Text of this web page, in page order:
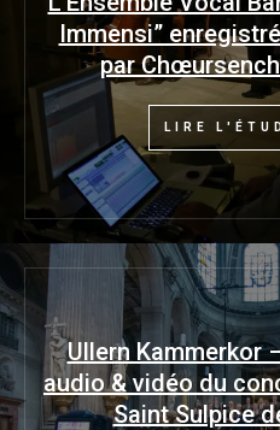
Immensi”
par
LIRE
Ullern Kammerkor
audio & vidéo du
Saint Sulpice